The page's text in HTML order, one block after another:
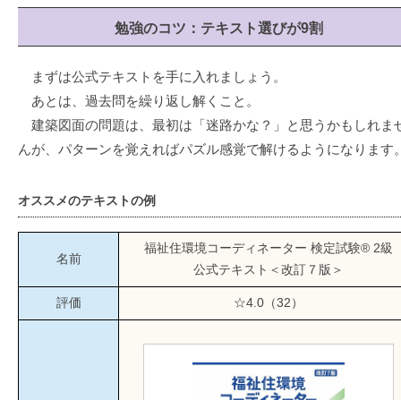
勉強のコツ：テキスト選びが9割
まずは公式テキストを手に入れましょう。
あとは、過去問を繰り返し解くこと。
建築図面の問題は、最初は「迷路かな？」と思うかもしれま
んが、パターンを覚えればパズル感覚で解けるようになります
オススメのテキストの例
名前
福祉住環境コーディネーター 検定試験® 2級
公式テキスト＜改訂７版＞
評価 ☆4.0（32）